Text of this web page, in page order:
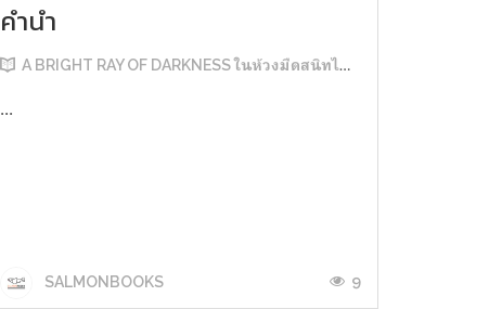
คำนำ
A BRIGHT RAY OF DARKNESS ในห้วงมืดสนิทไม่มิดแสง
...
SALMONBOOKS 9